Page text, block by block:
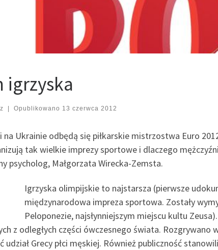
igrzyska
| Opublikowano 13 czerwca 2012
na Ukrainie odbędą się piłkarskie mistrzostwa Euro
tak wielkie imprezy sportowe i dlaczego
psycholog, Małgorzata Wirecka-Zemsta.
Igrzyska olimpijskie to najstarsza (pierwsze
międzynarodowa impreza sportowa. Zostały
Peloponezie, najsłynniejszym miejscu kultu
z odległych części ówczesnego świata. Rozgrywano
udział Grecy płci męskiej. Również publiczność